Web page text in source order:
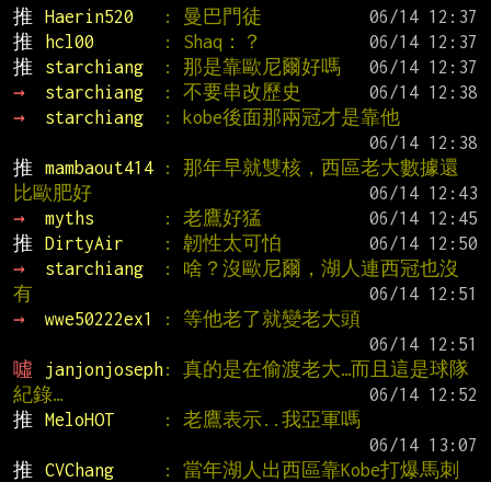
推
Haerin520 : 曼巴門徒
推
hcl00 : Shaq：？
推
starchiang : 那是靠歐尼爾好嗎
→
starchiang : 不要串改歷史
→
starchiang
: kobe後面那兩冠才是靠他
推
mambaout414
: 那年早就雙核，西區老大數據還
比歐肥好
→
myths : 老鷹好猛
推
DirtyAir : 韌性太可怕
→
starchiang
: 啥？沒歐尼爾，湖人連西冠也沒
有
→
wwe50222ex1
: 等他老了就變老大頭
噓
janjonjoseph: 真的是在偷渡老大…而且這是球隊
紀錄…
推
MeloHOT
: 老鷹表示..我亞軍嗎
推
CVChang
: 當年湖人出西區靠Kobe打爆馬刺